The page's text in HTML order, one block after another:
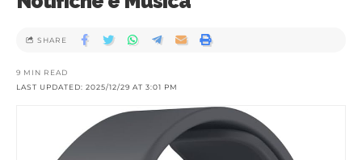
LAST UPDATED: 2025/12/29 AT 3:01 PM
9 MIN READ
SHARE